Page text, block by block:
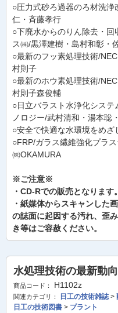
○圧力式砂ろ過器のろ材洗
仁・斉藤孝行
○下廃水からのりん除去・
ス㈱/黒澤建樹・島村和彰・
○最新のフッ素処理技術/
村則子
○最新のホウ素処理技術/
村則子森俊輔
○日立バラスト水浄化シス
ノロジー/武村清和・湯本聡
○安全で快適な水環境をめ
○FRP/ガラス繊維強化プラ
㈱OKAMURA
※ご注意※
・CD-Rでの販売となります。
・紙媒体からスキャンした
の誌面に起因する汚れ、歪
き等はご容赦ください。
水処理技術の最新動
商品コード： H1102z
関連カテゴリ： 日工の技術雑誌>
日工の技術図書 > プラント